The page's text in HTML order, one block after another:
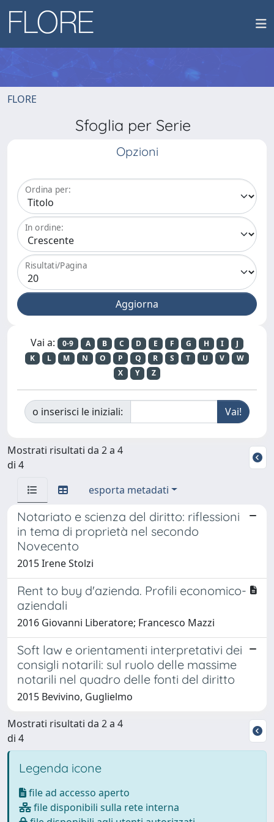
FLORE
Sfoglia per Serie
Opzioni
Ordina per:
In ordine:
Risultati/Pagina
Vai a: 0-9 A B C D E F G H I
J
K
L M N O P Q R S T U V
W
X
Y Z
o inserisci le iniziali:
Mostrati risultati da 2 a 4
di 4
esporta metadati
Notariato e scienza del diritto: riflessioni
in tema di proprietà nel secondo
Novecento
2015 Irene Stolzi
Rent to buy d'azienda. Profili economico-
aziendali
2016 Giovanni Liberatore; Francesco Mazzi
Soft law e orientamenti interpretativi dei
consigli notarili: sul ruolo delle massime
notarili nel quadro delle fonti del diritto
2015 Bevivino, Guglielmo
Mostrati risultati da 2 a 4
di 4
Legenda icone
file ad accesso aperto
file disponibili sulla rete interna